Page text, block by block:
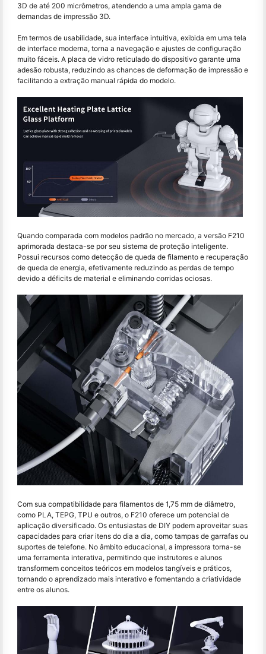
3D de até 200 micrômetros, atendendo a uma ampla gama de
demandas de impressão 3D.
Em termos de usabilidade, sua interface intuitiva, exibida em uma tela
de interface moderna, torna a navegação e ajustes de configuração
muito fáceis. A placa de vidro reticulado do dispositivo garante uma
adesão robusta, reduzindo as chances de deformação de impressão e
facilitando a extração manual rápida do modelo.
Quando comparada com modelos padrão no mercado, a versão F210
aprimorada destaca-se por seu sistema de proteção inteligente.
Possui recursos como detecção de queda de filamento e recuperação
de queda de energia, efetivamente reduzindo as perdas de tempo
devido a déficits de material e eliminando corridas ociosas.
Com sua compatibilidade para filamentos de 1,75 mm de diâmetro,
como PLA, TEPG, TPU e outros, o F210 oferece um potencial de
aplicação diversificado. Os entusiastas de DIY podem aproveitar suas
capacidades para criar itens do dia a dia, como tampas de garrafas ou
suportes de telefone. No âmbito educacional, a impressora torna-se
uma ferramenta interativa, permitindo que instrutores e alunos
transformem conceitos teóricos em modelos tangíveis e práticos,
tornando o aprendizado mais interativo e fomentando a criatividade
entre os alunos.